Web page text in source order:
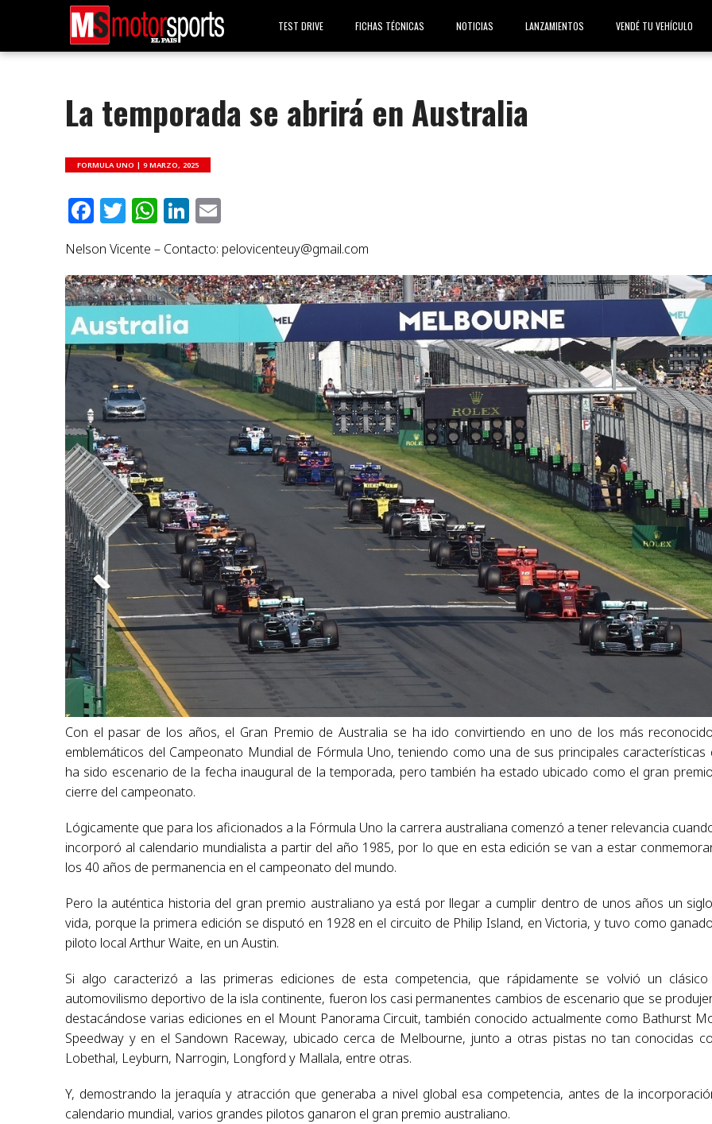
TEST DRIVE FICHAS TÉCNICAS NOTICIAS LANZAMIENTOS VENDÉ TU VEHÍCULO
La temporada se abrirá en Australia
FORMULA UNO |9 MARZO, 2025
Facebook
Twitter
WhatsApp
LinkedIn
Nelson Vicente – Contacto: pelovicenteuy@gmail.com
Con el pasar de los años, el Gran Premio de Australia se ha ido convirtiendo en uno de los más
emblemáticos del Campeonato Mundial de Fórmula Uno, teniendo como una de sus principales características
ha sido escenario de la fecha inaugural de la temporada, pero también ha estado ubicado como el gran
cierre del campeonato.
Lógicamente que para los aficionados a la Fórmula Uno la carrera australiana comenzó a tener relevancia
incorporó al calendario mundialista a partir del año 1985, por lo que en esta edición se van a estar
los 40 años de permanencia en el campeonato del mundo.
Pero la auténtica historia del gran premio australiano ya está por llegar a cumplir dentro de unos años un
vida, porque la primera edición se disputó en 1928 en el circuito de Philip Island, en Victoria, y tuvo como
piloto local Arthur Waite, en un Austin.
Si algo caracterizó a las primeras ediciones de esta competencia, que rápidamente se volvió un
automovilismo deportivo de la isla continente, fueron los casi permanentes cambios de escenario que se
destacándose varias ediciones en el Mount Panorama Circuit, también conocido actualmente como Bathurst
Speedway y en el Sandown Raceway, ubicado cerca de Melbourne, junto a otras pistas no tan conocidas
Lobethal, Leyburn, Narrogin, Longford y Mallala, entre otras.
Y, demostrando la jeraquía y atracción que generaba a nivel global esa competencia, antes de la
calendario mundial, varios grandes pilotos ganaron el gran premio australiano.